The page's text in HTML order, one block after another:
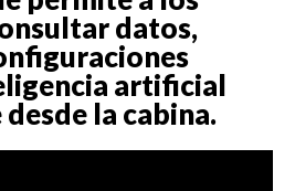
datos,
artificial
la cabina.